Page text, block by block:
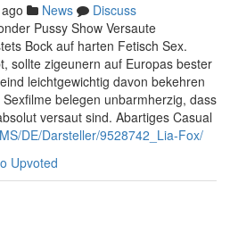
News
Discuss
Pussy Show Versaute
Bock auf harten Fetisch Sex.
sollte zigeunern auf Europas bester
leichtgewichtig davon bekehren
belegen unbarmherzig, dass
versaut sind. Abartiges Casual
DE/Darsteller/9528742_Lia-Fox/
Upvoted